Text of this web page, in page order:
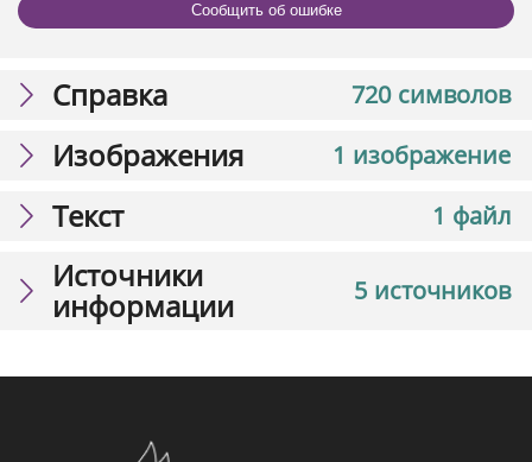
Сообщить об ошибке
720 символов
Справка
1 изображение
Изображения
1 файл
Текст
5 источников
Источники
информации